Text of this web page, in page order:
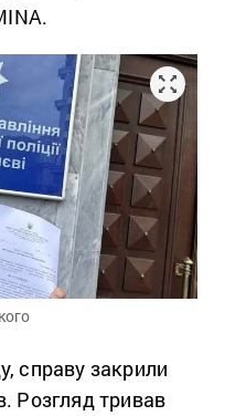
справу закрили
Розгляд тривав